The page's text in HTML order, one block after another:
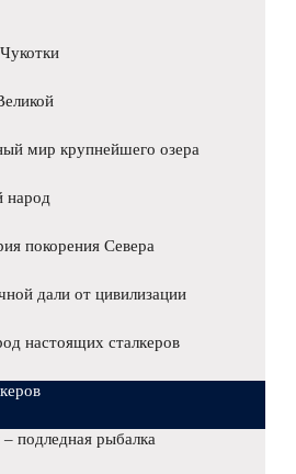
мир крупнейшего озера
народ
покорения Севера
дали от цивилизации
настоящих сталкеров
подледная рыбалка